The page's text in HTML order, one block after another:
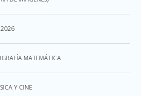
MATEMÁTICA
Y CINE